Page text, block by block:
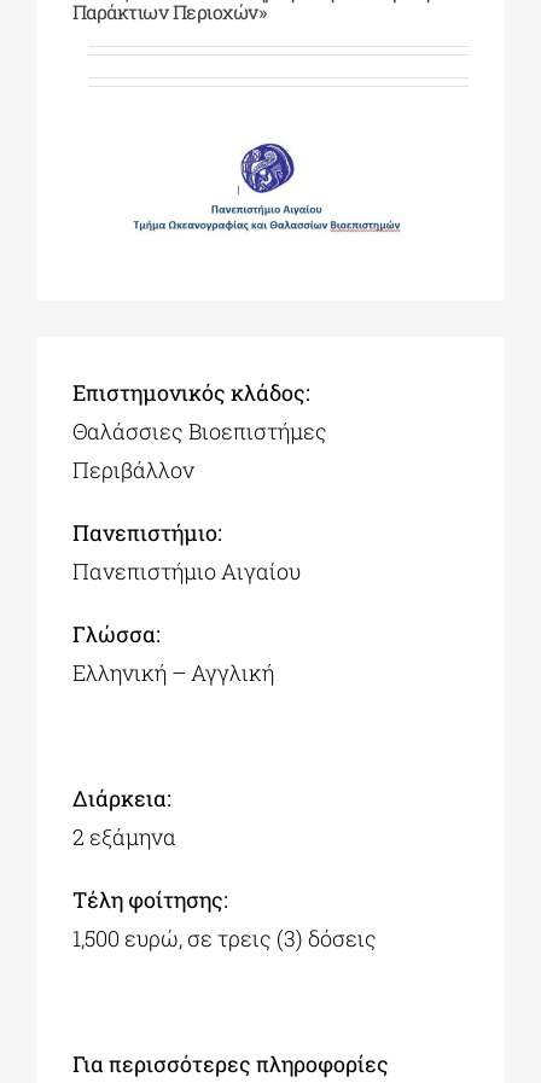
ΠΟΛΙΤΙΣΤΙΚΟΙ ΦΟΡΕΙΣ
ΔΗΜΟΙ
ΕΚΔΗΛΩΣΕΙΣ
Παράκτιων Περιοχών»
Επιστημονικός κλάδος:
Θαλάσσιες Βιοεπιστήμες
Περιβάλλον
Πανεπιστήμιο:
Πανεπιστήμιο Αιγαίου
Γλώσσα:
Ελληνική – Αγγλική
Διάρκεια:
2 εξάμηνα
Τέλη φοίτησης:
1,500 ευρώ, σε τρεις (3) δόσεις
Για περισσότερες πληροφορίες